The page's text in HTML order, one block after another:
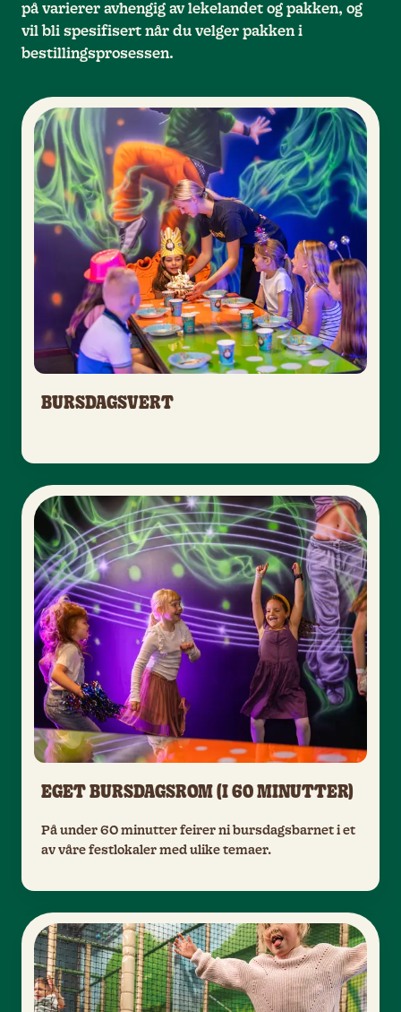
på varierer avhengig av lekelandet og pakken, og
vil bli spesifisert når du velger pakken i
bestillingsprosessen.
BURSDAGSVERT
EGET BURSDAGSROM (I 60 MINUTTER)
På under 60 minutter feirer ni bursdagsbarnet i et
av våre festlokaler med ulike temaer.